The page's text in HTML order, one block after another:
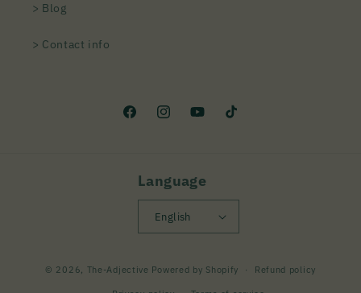
> Blog
> Contact info
FacebookInstagramYouTubeTikTok
Language
English
methods
© 2026, The-Adjective Powered by Shopify Refund policy